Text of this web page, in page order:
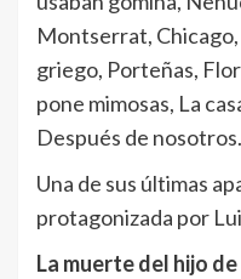
Montserrat,
griego, Porteñas,
pone mimosas, La
Después de nosotros.
Una de sus últimas
protagonizada por
La muerte del hijo